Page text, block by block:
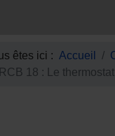
êtes ici : Accueil
RCB 18 : Le thermostat